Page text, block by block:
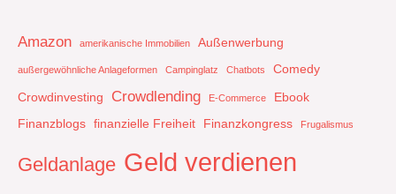
Amazon amerikanische Immobilien Außenwerbung
außergewöhnliche Anlageformen Campinglatz Chatbots
Comedy
Crowdinvesting
Crowdlending E-Commerce
Ebook
Finanzblogs finanzielle Freiheit Finanzkongress Frugalismus
Geldanlage Geld verdienen